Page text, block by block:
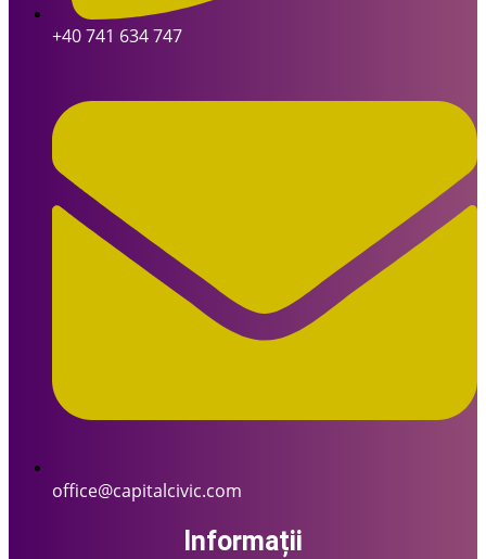
+40 741 634 747
office@capitalcivic.com
Informații